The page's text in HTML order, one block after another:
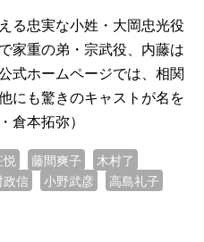
る忠実な小姓・大岡忠光役
家重の弟・宗武役、内藤は
式ホームページでは、相関
にも驚きのキャストが名を
倉本拓弥）
藤間爽子
木村了
政信 小野武彦
高島礼子